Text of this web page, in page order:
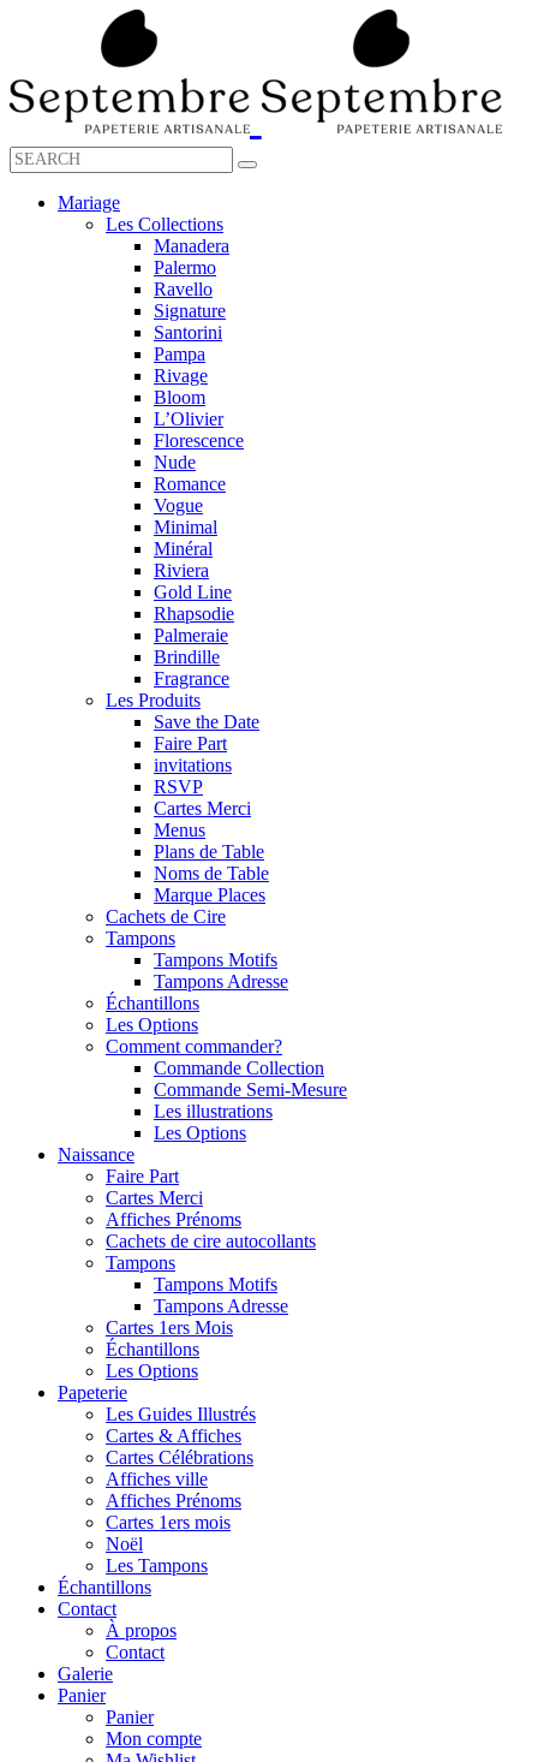
Mariage
Les Collections
Manadera
Palermo
Ravello
Signature
Santorini
Pampa
Rivage
Bloom
L’Olivier
Florescence
Nude
Romance
Vogue
Minimal
Minéral
Riviera
Gold Line
Rhapsodie
Palmeraie
Brindille
Fragrance
Les Produits
Save the Date
Faire Part
invitations
RSVP
Cartes Merci
Menus
Plans de Table
Noms de Table
Marque Places
Cachets de Cire
Tampons
Tampons Motifs
Tampons Adresse
Échantillons
Les Options
Comment commander?
Commande Collection
Commande Semi-Mesure
Les illustrations
Les Options
Naissance
Faire Part
Cartes Merci
Affiches Prénoms
Cachets de cire autocollants
Tampons
Tampons Motifs
Tampons Adresse
Cartes 1ers Mois
Échantillons
Les Options
Papeterie
Les Guides Illustrés
Cartes & Affiches
Cartes Célébrations
Affiches ville
Affiches Prénoms
Cartes 1ers mois
Noël
Les Tampons
Échantillons
Contact
À propos
Contact
Galerie
Panier
Panier
Mon compte